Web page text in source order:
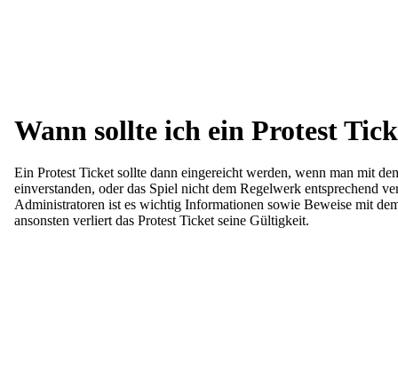
Wann sollte ich ein Protest
Ein Protest Ticket sollte dann eingereicht werden, wenn man mit
einverstanden, oder das Spiel nicht dem Regelwerk entsprechend
Administratoren ist es wichtig Informationen sowie Beweise mit
ansonsten verliert das Protest Ticket seine Gültigkeit.